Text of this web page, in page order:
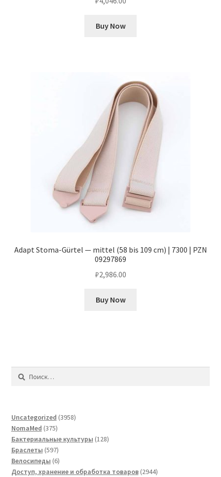
Buy Now
Adapt Stoma-Gürtel — mittel (58 bis 109 cm) | 7300 | PZN
09297869
₽2,986.00
Buy Now
Найти:
Uncategorized 39583958
NomaMed 375375
товаров
Бактериальные культуры 128128
Браслеты 597597
товаров
Велосипеды 66
товаров
Доступ, хранение и обработка товаров 29442944